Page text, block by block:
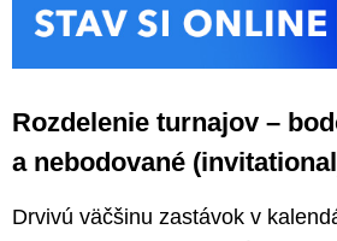
Rozdelenie turnajov –
a nebodované
Drvivú väčšinu zastávok v